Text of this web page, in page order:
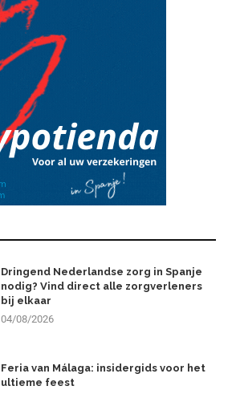
Dringend Nederlandse zorg in Spanje
nodig? Vind direct alle zorgverleners
bij elkaar
04/08/2026
Feria van Málaga: insidergids voor het
ultieme feest